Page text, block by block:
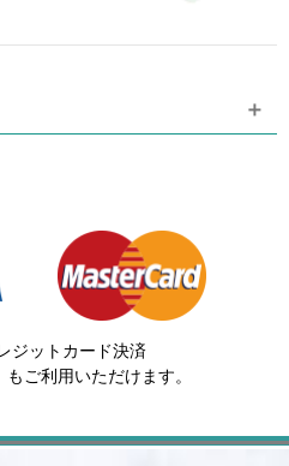
ジットカード決済
もご利用いただけます。